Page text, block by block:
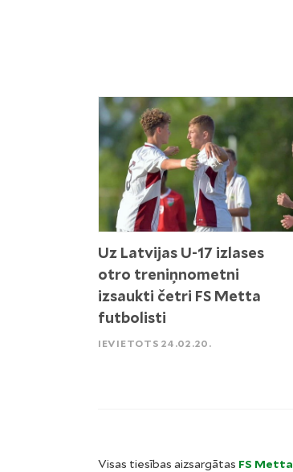
Uz Latvijas U-17 izlases
otro treniņnometni
izsaukti četri FS Metta
futbolisti
IEVIETOTS 24.02.20.
Visas tiesības aizsargātas FS Metta